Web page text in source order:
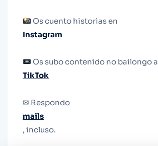
Os cuento historias en
Instagram
Os subo contenido no bailongo a
TikTok
✉ Respondo
mails
, incluso.